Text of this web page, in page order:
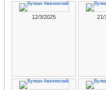
12/3/2025 21/